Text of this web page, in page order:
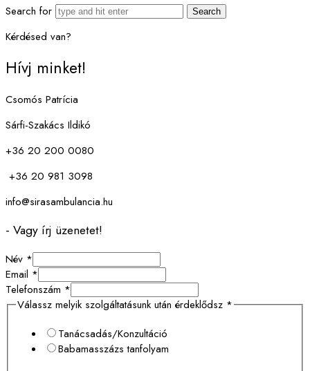
Search for
Kérdésed van?
Hívj minket!
Csomós Patrícia
Sárfi-Szakács Ildikó
+36 20 200 0080
+36 20 981 3098
info@sirasambulancia.hu
- Vagy írj üzenetet!
Név *
Email *
Telefonszám *
Válassz melyik szolgáltatásunk után érdeklődsz *
Tanácsadás/Konzultáció
Babamasszázs tanfolyam